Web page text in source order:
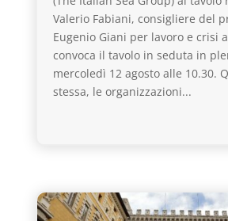
Valerio Fabiani, consigliere del
Eugenio Giani per lavoro e crisi
convoca il tavolo in seduta in
mercoledì 12 agosto alle 10.30.
stessa, le organizzazioni...